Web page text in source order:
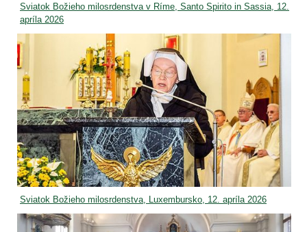
Sviatok Božieho milosrdenstva v Ríme, Santo Spirito in Sassia, 12.
apríla 2026
Sviatok Božieho milosrdenstva, Luxembursko, 12. apríla 2026